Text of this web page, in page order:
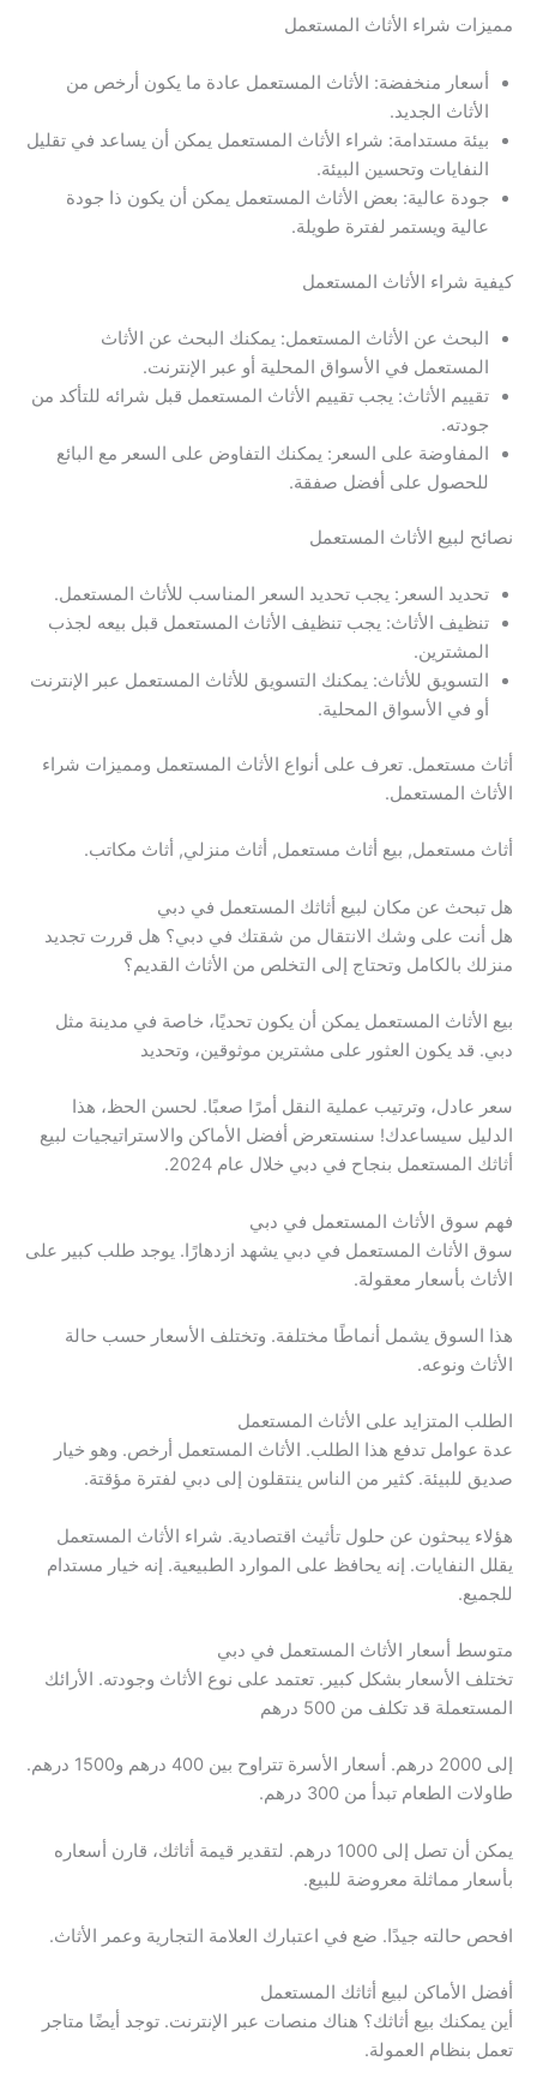
مميزات شراء الأثاث المستعمل
أسعار منخفضة: الأثاث المستعمل عادة ما يكون أرخص من
الأثاث الجديد.
بيئة مستدامة: شراء الأثاث المستعمل يمكن أن يساعد في تقليل
النفايات وتحسين البيئة.
جودة عالية: بعض الأثاث المستعمل يمكن أن يكون ذا جودة
عالية ويستمر لفترة طويلة.
كيفية شراء الأثاث المستعمل
البحث عن الأثاث المستعمل: يمكنك البحث عن الأثاث
المستعمل في الأسواق المحلية أو عبر الإنترنت.
تقييم الأثاث: يجب تقييم الأثاث المستعمل قبل شرائه للتأكد من
جودته.
المفاوضة على السعر: يمكنك التفاوض على السعر مع البائع
للحصول على أفضل صفقة.
نصائح لبيع الأثاث المستعمل
تحديد السعر: يجب تحديد السعر المناسب للأثاث المستعمل.
تنظيف الأثاث: يجب تنظيف الأثاث المستعمل قبل بيعه لجذب
المشترين.
التسويق للأثاث: يمكنك التسويق للأثاث المستعمل عبر الإنترنت
أو في الأسواق المحلية.
أثاث مستعمل. تعرف على أنواع الأثاث المستعمل ومميزات شراء
الأثاث المستعمل.
أثاث مستعمل, بيع أثاث مستعمل, أثاث منزلي, أثاث مكاتب.
هل تبحث عن مكان لبيع أثاثك المستعمل في دبي
هل أنت على وشك الانتقال من شقتك في دبي؟ هل قررت تجديد
منزلك بالكامل وتحتاج إلى التخلص من الأثاث القديم؟
بيع الأثاث المستعمل يمكن أن يكون تحديًا، خاصة في مدينة مثل
دبي. قد يكون العثور على مشترين موثوقين، وتحديد
سعر عادل، وترتيب عملية النقل أمرًا صعبًا. لحسن الحظ، هذا
الدليل سيساعدك! سنستعرض أفضل الأماكن والاستراتيجيات لبيع
أثاثك المستعمل بنجاح في دبي خلال عام 2024.
فهم سوق الأثاث المستعمل في دبي
سوق الأثاث المستعمل في دبي يشهد ازدهارًا. يوجد طلب كبير على
الأثاث بأسعار معقولة.
هذا السوق يشمل أنماطًا مختلفة. وتختلف الأسعار حسب حالة
الأثاث ونوعه.
الطلب المتزايد على الأثاث المستعمل
عدة عوامل تدفع هذا الطلب. الأثاث المستعمل أرخص. وهو خيار
صديق للبيئة. كثير من الناس ينتقلون إلى دبي لفترة مؤقتة.
هؤلاء يبحثون عن حلول تأثيث اقتصادية. شراء الأثاث المستعمل
يقلل النفايات. إنه يحافظ على الموارد الطبيعية. إنه خيار مستدام
للجميع.
متوسط أسعار الأثاث المستعمل في دبي
تختلف الأسعار بشكل كبير. تعتمد على نوع الأثاث وجودته. الأرائك
المستعملة قد تكلف من 500 درهم
إلى 2000 درهم. أسعار الأسرة تتراوح بين 400 درهم و1500 درهم.
طاولات الطعام تبدأ من 300 درهم.
يمكن أن تصل إلى 1000 درهم. لتقدير قيمة أثاثك، قارن أسعاره
بأسعار مماثلة معروضة للبيع.
افحص حالته جيدًا. ضع في اعتبارك العلامة التجارية وعمر الأثاث.
أفضل الأماكن لبيع أثاثك المستعمل
أين يمكنك بيع أثاثك؟ هناك منصات عبر الإنترنت. توجد أيضًا متاجر
تعمل بنظام العمولة.